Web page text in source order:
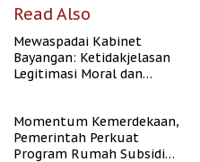
Read Also
Mewaspadai Kabinet
Bayangan: Ketidakjelasan
Legitimasi Moral dan
Momentum Kemerdekaan,
Pemerintah Perkuat
Program Rumah Subsidi